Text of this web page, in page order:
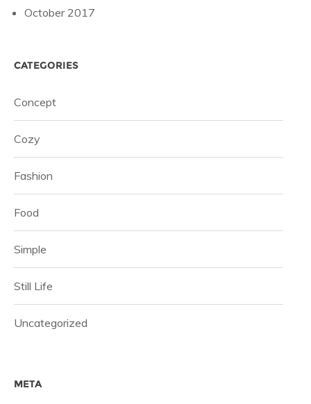
October 2017
CATEGORIES
Concept
Cozy
Fashion
Food
Simple
Still Life
Uncategorized
META